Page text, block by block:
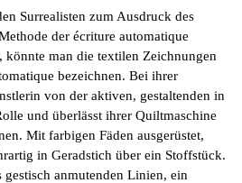
Surrealisten zum Ausdruck des
der écriture automatique
könnte man die textilen Zeichnungen
bezeichnen. Bei ihrer
von der aktiven, gestaltenden in
und überlässt ihrer Quiltmaschine
Mit farbigen Fäden ausgerüstet,
in Geradstich über ein Stoffstück.
gestisch anmutenden Linien, ein